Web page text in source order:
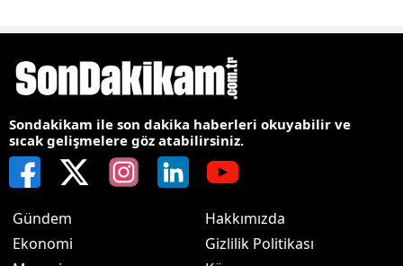
Sondakikam ile son dakika haberleri okuyabilir ve
sıcak gelişmelere göz atabilirsiniz.
Gündem
Ekonomi
Hakkımızda
Gizlilik Politikası